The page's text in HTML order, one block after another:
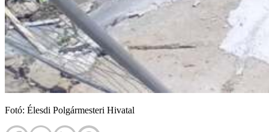
Fotó: Élesdi Polgármesteri Hivatal